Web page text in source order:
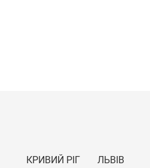
КРИВИЙ РІГ ЛЬВІВ